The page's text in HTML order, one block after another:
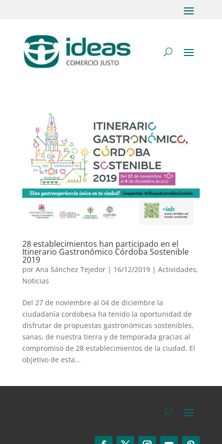
28 establecimientos han participado en el
Itinerario Gastronómico Córdoba Sostenible
2019
por Ana Sánchez Tejedor| 16/12/2019 | Actividades,
Noticias
Del 27 de noviembre al 04 de diciembre la
ciudadanía cordobesa ha tenido la oportunidad de
disfrutar de propuestas gastronómicas sostenibles,
sanas, de nuestra tierra y de temporada gracias al
compromiso de 28 establecimientos de la ciudad. El
objetivo de esta...